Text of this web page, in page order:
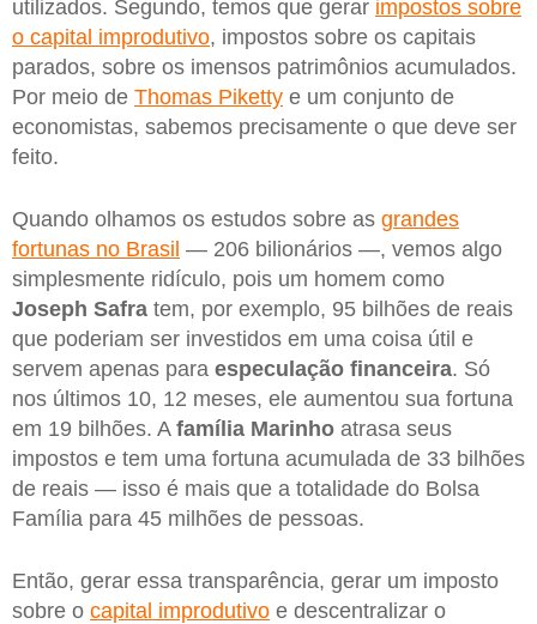
utilizados. Segundo, temos que gerar impostos sobre
o capital improdutivo, impostos sobre os capitais
parados, sobre os imensos patrimônios acumulados.
Por meio de Thomas Piketty e um conjunto de
economistas, sabemos precisamente o que deve ser
feito.
Quando olhamos os estudos sobre as grandes
fortunas no Brasil — 206 bilionários —, vemos algo
simplesmente ridículo, pois um homem como
Joseph Safra tem, por exemplo, 95 bilhões de reais
que poderiam ser investidos em uma coisa útil e
servem apenas para especulação financeira. Só
nos últimos 10, 12 meses, ele aumentou sua fortuna
em 19 bilhões. A família Marinho atrasa seus
impostos e tem uma fortuna acumulada de 33 bilhões
de reais — isso é mais que a totalidade do Bolsa
Família para 45 milhões de pessoas.
Então, gerar essa transparência, gerar um imposto
sobre o capital improdutivo e descentralizar o